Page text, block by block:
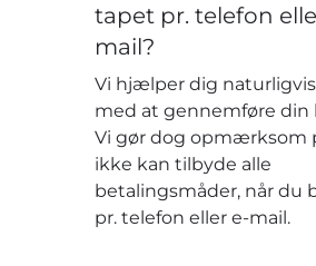
tapet pr. telefon
mail?
Vi hjælper dig
med at gennemføre din
Vi gør dog opmærksom
ikke kan tilbyde alle
betalingsmåder, når du
pr. telefon eller e-mail.